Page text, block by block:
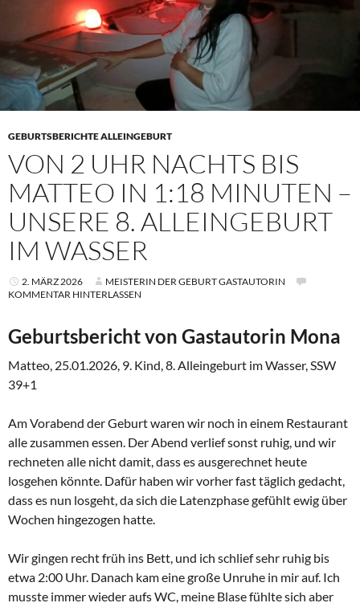
GEBURTSBERICHTE ALLEINGEBURT
VON 2 UHR NACHTS BIS
MATTEO IN 1:18 MINUTEN –
UNSERE 8. ALLEINGEBURT
IM WASSER
2. MÄRZ 2026
MEISTERIN DER GEBURT GASTAUTORIN
KOMMENTAR HINTERLASSEN
Geburtsbericht von Gastautorin Mona
Matteo, 25.01.2026, 9. Kind, 8. Alleingeburt im Wasser, SSW
39+1
Am Vorabend der Geburt waren wir noch in einem Restaurant
alle zusammen essen. Der Abend verlief sonst ruhig, und wir
rechneten alle nicht damit, dass es ausgerechnet heute
losgehen könnte. Dafür haben wir vorher fast täglich gedacht,
dass es nun losgeht, da sich die Latenzphase gefühlt ewig über
Wochen hingezogen hatte.
Wir gingen recht früh ins Bett, und ich schlief sehr ruhig bis
etwa 2:00 Uhr. Danach kam eine große Unruhe in mir auf. Ich
musste immer wieder aufs WC, meine Blase fühlte sich aber